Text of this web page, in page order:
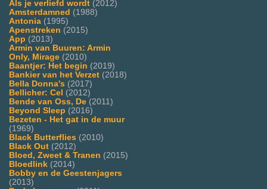
Als je verliefd wordt (2012)
Amsterdamned (1988)
Antonia (1995)
Apenstreken (2015)
App (2013)
Armin van Buuren: Armin
Only, Mirage (2010)
Baantjer: Het begin (2019)
Bankier van het Verzet (2018)
Bella Donna's (2017)
Bellicher: Cel (2012)
Bende van Oss, De (2011)
Beyond Sleep (2016)
Bezeten - Het gat in de muur
(1969)
Black Butterflies (2010)
Black Out (2012)
Bloed, Zweet & Tranen (2015)
Bloedlink (2014)
Bobby en de Geestenjagers
(2013)